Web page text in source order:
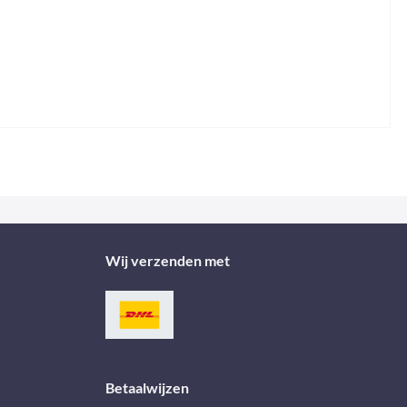
Wij verzenden met
Betaalwijzen